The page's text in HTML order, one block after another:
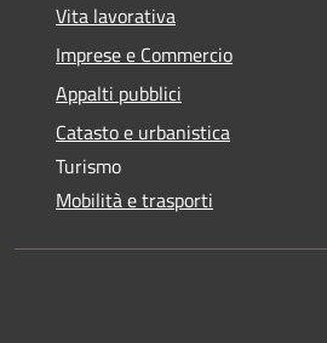
Vita lavorativa
Imprese e Commercio
Appalti pubblici
Catasto e urbanistica
Turismo
Mobilità e trasporti